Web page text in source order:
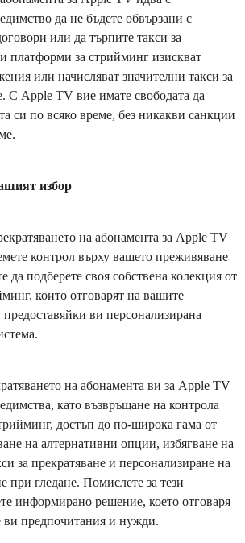
да не бъдете обвързани с
или да търпите такси за
платформи за стрийминг изискват
или начисляват значителни такси за
С Apple TV вие имате свободата да
си по всяко време, без никакви санкции
избор
на абонамента за Apple TV
контрол върху вашето преживяване
да подберете своя собствена колекция от
които отговарят на вашите
ви персонализирана
на абонамента ви за Apple TV
като възвръщане на контрола
достъп до по-широка гама от
на алтернативни опции, избягване на
за прекратяване и персонализиране на
при гледане. Помислете за тези
информирано решение, което отговаря
ви предпочитания и нужди.